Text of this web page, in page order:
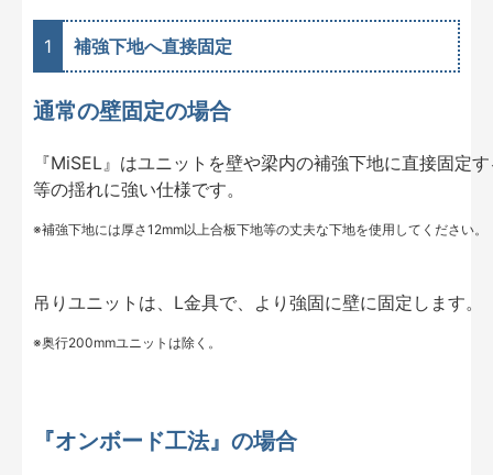
1 補強下地へ直接固定
通常の壁固定の場合
『MiSEL』はユニットを壁や梁内の補強下地に直接固定
等の揺れに強い仕様です。
※補強下地には厚さ12mm以上合板下地等の丈夫な下地を使用してください。
吊りユニットは、L金具で、より強固に壁に固定します。
※奥行200mmユニットは除く。
『オンボード工法』の場合